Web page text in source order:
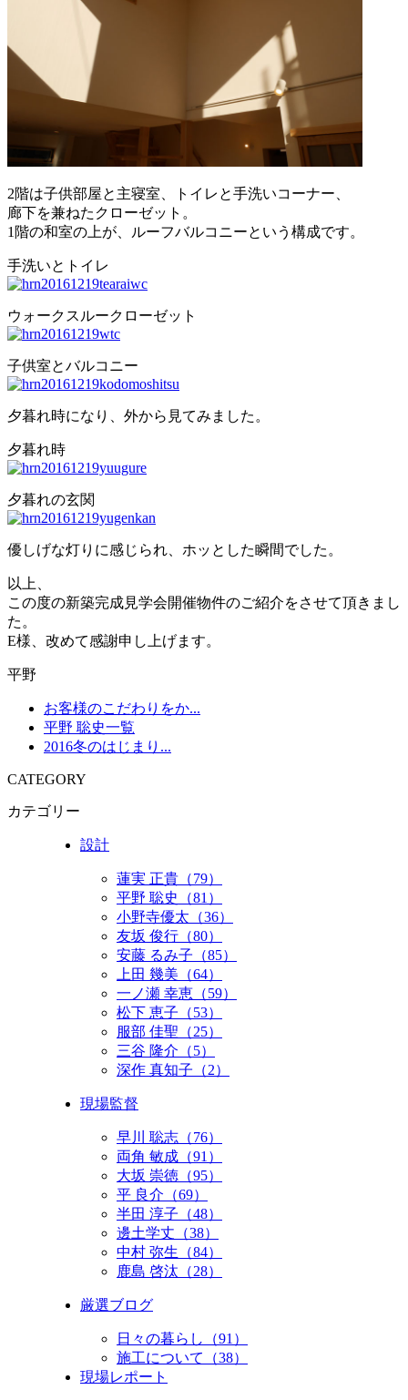
2階は子供部屋と主寝室、トイレと手洗いコーナー、
廊下を兼ねたクローゼット。
1階の和室の上が、ルーフバルコニーという構成です。
手洗いとトイレ
ウォークスルークローゼット
子供室とバルコニー
夕暮れ時になり、外から見てみました。
夕暮れ時
夕暮れの玄関
優しげな灯りに感じられ、ホッとした瞬間でした。
以上、
この度の新築完成見学会開催物件のご紹介をさせて頂きまし
た。
E様、改めて感謝申し上げます。
平野
お客様のこだわりをか...
平野 聡史一覧
2016冬のはじまり...
CATEGORY
カテゴリー
設計
蓮実 正貴（79）
平野 聡史（81）
小野寺優太（36）
友坂 俊行（80）
安藤 るみ子（85）
上田 幾美（64）
一ノ瀬 幸恵（59）
松下 恵子（53）
服部 佳聖（25）
三谷 隆介（5）
深作 真知子（2）
現場監督
早川 聡志（76）
両角 敏成（91）
大坂 崇徳（95）
平 良介（69）
半田 淳子（48）
邊土学丈（38）
中村 弥生（84）
鹿島 啓汰（28）
厳選ブログ
日々の暮らし（91）
施工について（38）
現場レポート